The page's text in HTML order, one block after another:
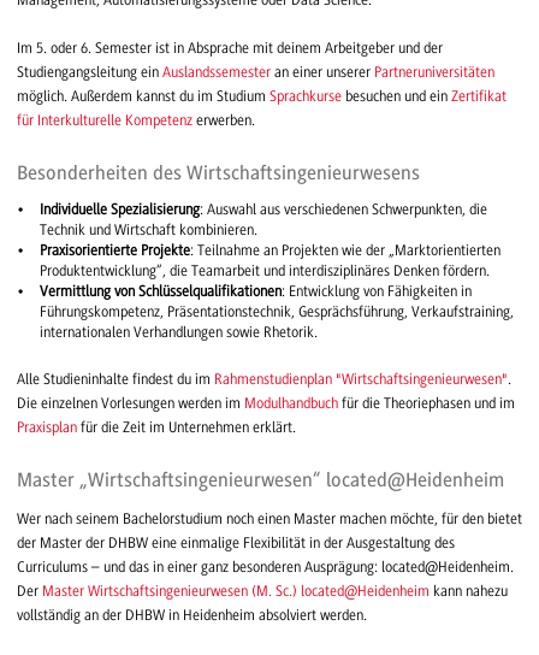
Im 5. oder 6. Semester ist in Absprache mit deinem Arbeitgeber und der
Studiengangsleitung ein Auslandssemester an einer unserer Partneruniversitäten
möglich. Außerdem kannst du im Studium Sprachkurse besuchen und ein Zertifikat
für Interkulturelle Kompetenz erwerben.
Besonderheiten des Wirtschaftsingenieurwesens
Individuelle Spezialisierung: Auswahl aus verschiedenen Schwerpunkten, die
Technik und Wirtschaft kombinieren.
Praxisorientierte Projekte: Teilnahme an Projekten wie der „Marktorientierten
Produktentwicklung“, die Teamarbeit und interdisziplinäres Denken fördern.
Vermittlung von Schlüsselqualifikationen: Entwicklung von Fähigkeiten in
Führungskompetenz, Präsentationstechnik, Gesprächsführung, Verkaufstraining,
internationalen Verhandlungen sowie Rhetorik.
Alle Studieninhalte findest du im Rahmenstudienplan "Wirtschaftsingenieurwesen".
Die einzelnen Vorlesungen werden im Modulhandbuch für die Theoriephasen und im
Praxisplan für die Zeit im Unternehmen erklärt.
Master „Wirtschaftsingenieurwesen“ located@Heidenheim
Wer nach seinem Bachelorstudium noch einen Master machen möchte, für den bietet
der Master der DHBW eine einmalige Flexibilität in der Ausgestaltung des
Curriculums – und das in einer ganz besonderen Ausprägung: located@Heidenheim.
Der Master Wirtschaftsingenieurwesen (M. Sc.) located@Heidenheim kann nahezu
vollständig an der DHBW in Heidenheim absolviert werden.